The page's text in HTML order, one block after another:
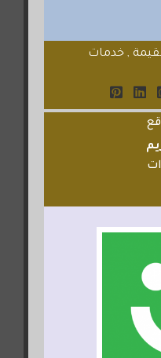
, خدمات